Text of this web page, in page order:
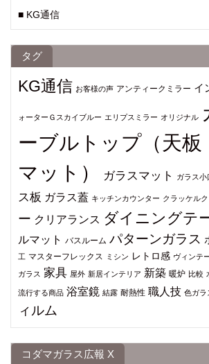
■ KG通信
タグ
KG通信 お客様の声 アンティークミラー イ
ォーターＧスカイブルー エリプスミラー オリジナル
ーブルトップ（天板
マット）
ガラスマット ガラス小
ス板 ガラス蓋 キッチンカウンター クラッケル
ー クリアランス ダイニングテ
ルマット バスルーム パターンガラス
工 マスターフレックス ミシン レトロ感 ヴィンテ
ガラス 家具 屋外 新居インテリア 新築 暖炉 比較
流行する商品 浴室鏡 結露 耐熱性 職人技 色ガラ
ィルム
コダマガラス広報 X